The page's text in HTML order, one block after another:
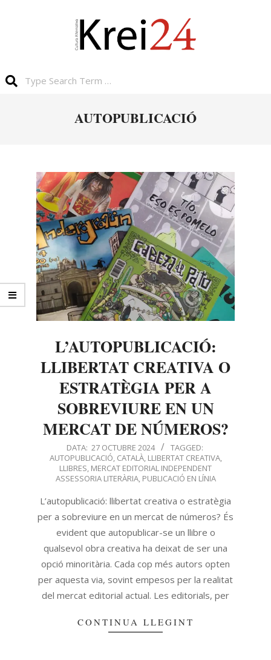
AUTOPUBLICACIÓ
L’AUTOPUBLICACIÓ:
LLIBERTAT CREATIVA O
ESTRATÈGIA PER A
SOBREVIURE EN UN
MERCAT DE NÚMEROS?
DATA: 27 OCTUBRE 2024
TAGGED:
AUTOPUBLICACIÓ, CATALÀ, LLIBERTAT CREATIVA,
LLIBRES, MERCAT EDITORIAL INDEPENDENT
ASSESSORIA LITERÀRIA, PUBLICACIÓ EN LÍNIA
L’autopublicació: llibertat creativa o estratègia
per a sobreviure en un mercat de números? És
evident que autopublicar-se un llibre o
qualsevol obra creativa ha deixat de ser una
opció minoritària. Cada cop més autors opten
per aquesta via, sovint empesos per la realitat
del mercat editorial actual. Les editorials, per
CONTINUA LLEGINT